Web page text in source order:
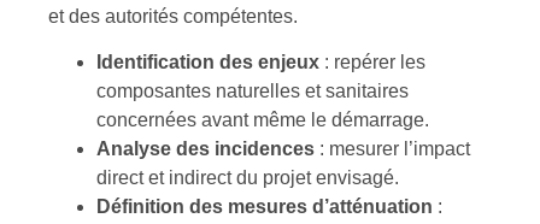
et des autorités compétentes.
Identification des enjeux : repérer les
composantes naturelles et sanitaires
concernées avant même le démarrage.
Analyse des incidences : mesurer l’impact
direct et indirect du projet envisagé.
Définition des mesures d’atténuation :